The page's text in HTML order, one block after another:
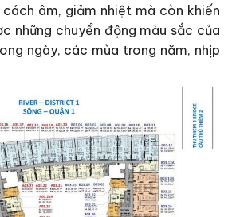
cách âm, giảm nhiệt mà còn khiến
những chuyển động màu sắc của
ngày, các mùa trong năm, nhịp